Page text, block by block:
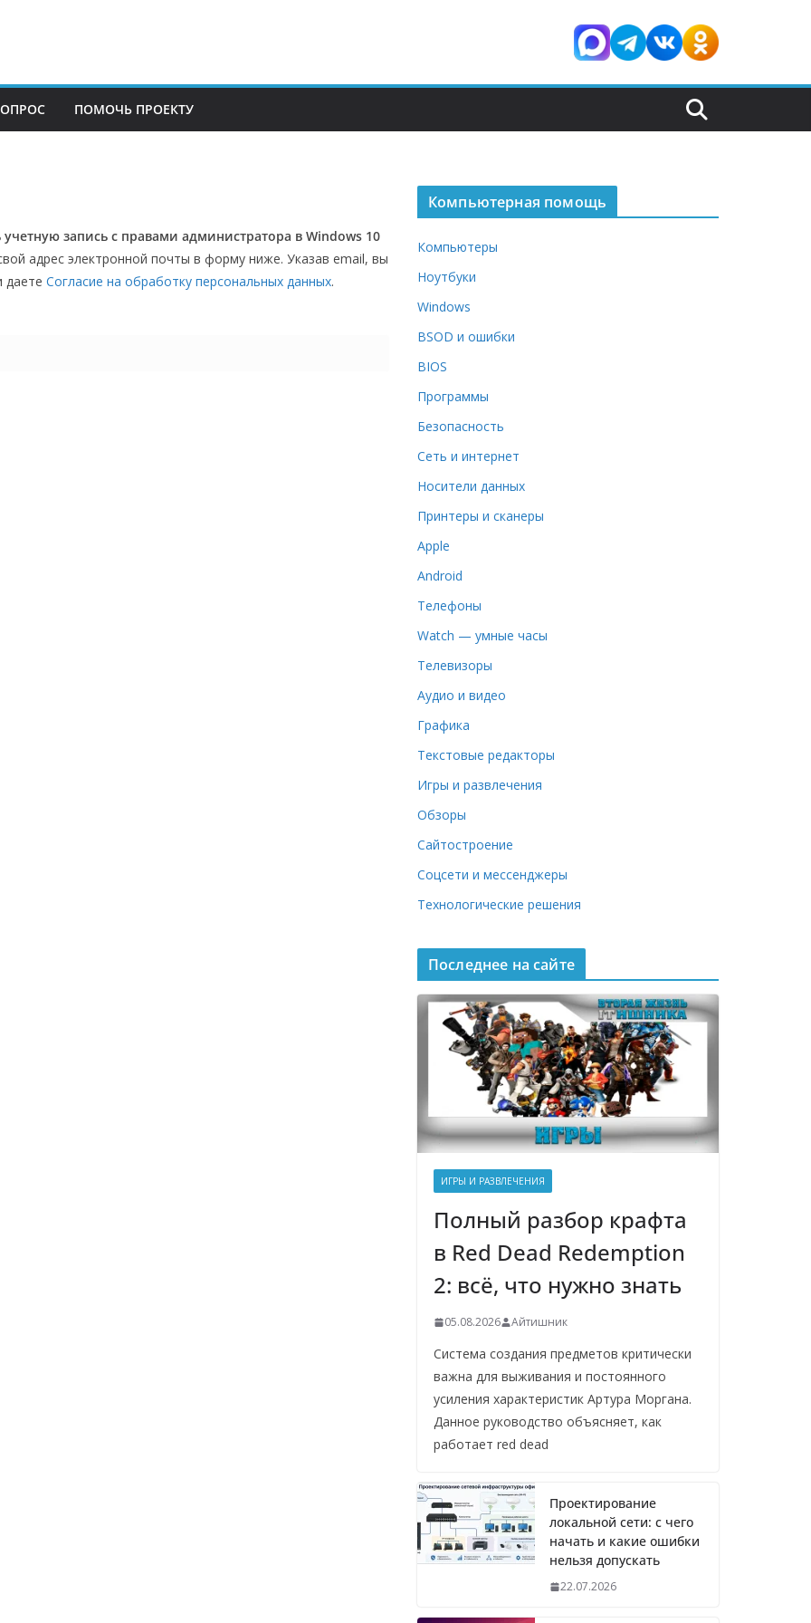
ПОМОЧЬ ПРОЕКТУ
учетную запись с правами администратора в Windows 10
адрес электронной почты в форму ниже. Указав email, вы
даете Согласие на обработку персональных данных.
Компьютерная помощь
Компьютеры
Ноутбуки
Windows
BSOD и ошибки
BIOS
Программы
Безопасность
Сеть и интернет
Носители данных
Принтеры и сканеры
Apple
Android
Телефоны
Watch — умные часы
Телевизоры
Аудио и видео
Графика
Текстовые редакторы
Игры и развлечения
Обзоры
Сайтостроение
Соцсети и мессенджеры
Технологические решения
Последнее на сайте
ИГРЫ И РАЗВЛЕЧЕНИЯ
Полный разбор крафта
в Red Dead Redemption
2: всё, что нужно знать
05.08.2026 Айтишник
Система создания предметов критически
важна для выживания и постоянного
усиления характеристик Артура Моргана.
Данное руководство объясняет, как
работает red dead
Проектирование
локальной сети: с чего
начать и какие ошибки
нельзя допускать
22.07.2026